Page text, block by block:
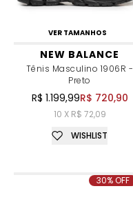
VER TAMANHOS
NEW BALANCE
Tênis Masculino 1906R -
Preto
R$ 1.199,99R$ 720,90
10 X R$ 72,09
WISHLIST
30% OFF